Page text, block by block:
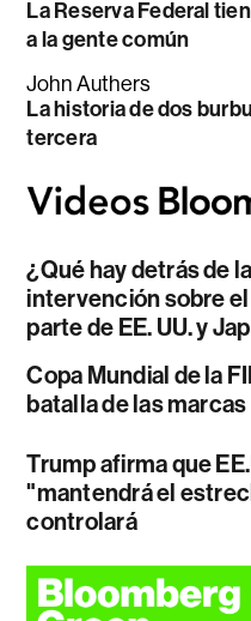
La Reserva Federal
a la gente común
John Authers
La historia de dos
tercera
¿Qué hay detrás de
intervención sobre
parte de EE. UU. y
Copa Mundial de la
batalla de las marcas
Trump afirma que
"mantendrá el
controlará